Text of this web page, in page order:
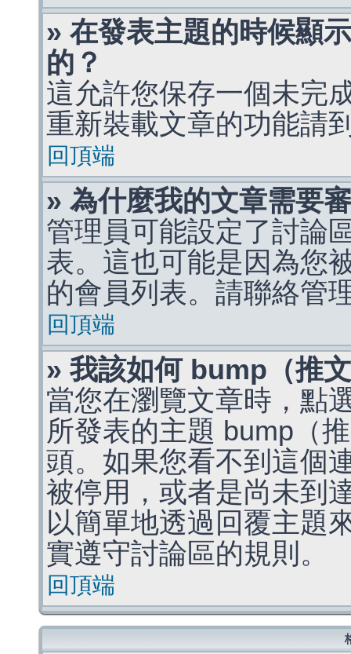
» 在發表主題的時候顯
的？
這允許您保存一個未完
重新裝載文章的功能請
回頂端
» 為什麼我的文章需要
管理員可能設定了討論
表。這也可能是因為您
的會員列表。請聯絡管
回頂端
» 我該如何 bump（推
當您在瀏覽文章時，點
所發表的主題 bump（
頭。如果您看不到這個
被停用，或者是尚未到
以簡單地透過回覆主題
實遵守討論區的規則。
回頂端